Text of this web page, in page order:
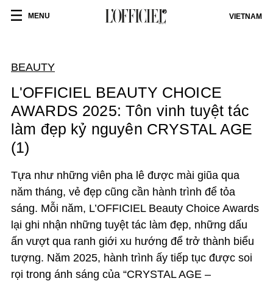
MENU VIETNAM
BEAUTY
L'OFFICIEL BEAUTY CHOICE
AWARDS 2025: Tôn vinh tuyệt tác
làm đẹp kỷ nguyên CRYSTAL AGE
(1)
Tựa như những viên pha lê được mài giũa qua
năm tháng, vẻ đẹp cũng cần hành trình để tỏa
sáng. Mỗi năm, L’OFFICIEL Beauty Choice Awards
lại ghi nhận những tuyệt tác làm đẹp, những dấu
ấn vượt qua ranh giới xu hướng để trở thành biểu
tượng. Năm 2025, hành trình ấy tiếp tục được soi
rọi trong ánh sáng của “CRYSTAL AGE –